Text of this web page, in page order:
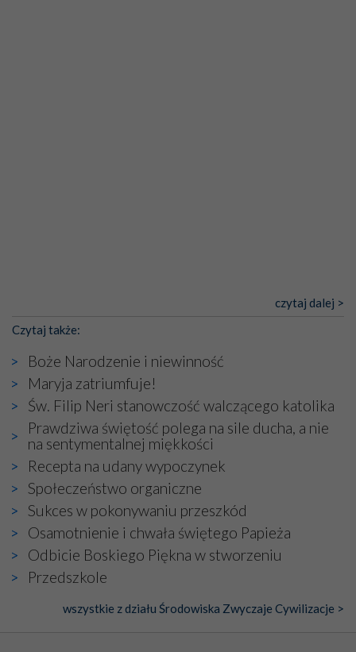
czytaj dalej >
Czytaj także:
Boże Narodzenie i niewinność
Maryja zatriumfuje!
Św. Filip Neri stanowczość walczącego katolika
Prawdziwa świętość polega na sile ducha, a nie
na sentymentalnej miękkości
Recepta na udany wypoczynek
Społeczeństwo organiczne
Sukces w pokonywaniu przeszkód
Osamotnienie i chwała świętego Papieża
Odbicie Boskiego Piękna w stworzeniu
Przedszkole
wszystkie z działu Środowiska Zwyczaje Cywilizacje >